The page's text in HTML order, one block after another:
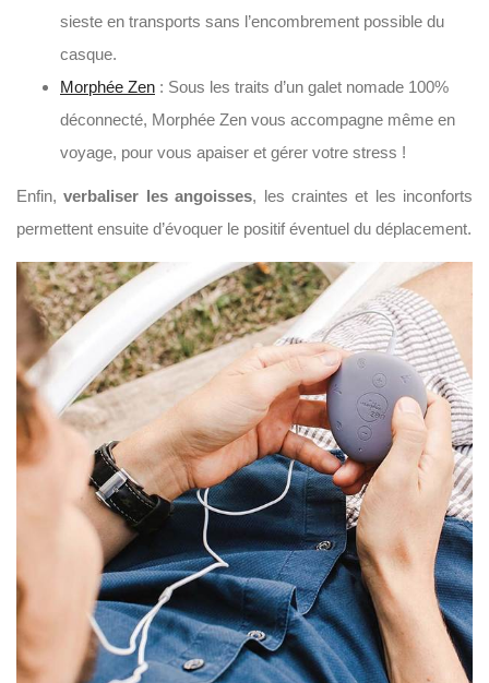
sieste en transports sans l’encombrement possible du
casque.
Morphée Zen : Sous les traits d’un galet nomade 100%
déconnecté, Morphée Zen vous accompagne même en
voyage, pour vous apaiser et gérer votre stress !
Enfin,verbaliser les angoisses, les craintes et les inconforts
permettent ensuite d’évoquer le positif éventuel du déplacement.